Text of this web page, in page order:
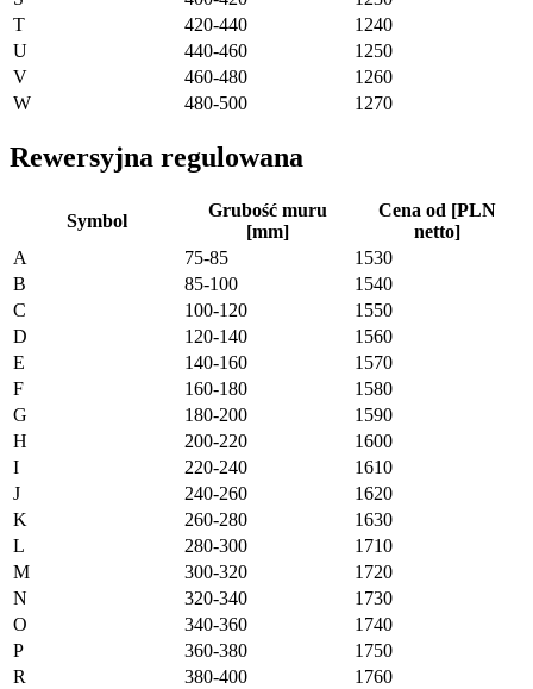
T
420-440
1240
U
440-460
1250
V
460-480
1260
W
480-500 1270
Rewersyjna regulowana
Symbol
Grubość muru
[mm]
Cena od [PLN
netto]
A
75-85
1530
B
85-100
1540
C
100-120
1550
D
120-140
1560
E
140-160
1570
F
160-180
1580
G
180-200
1590
H
200-220
1600
I
220-240
1610
J
240-260
1620
K
260-280
1630
L
280-300
1710
M
300-320
1720
N
320-340
1730
O
340-360
1740
P
360-380
1750
R
380-400
1760